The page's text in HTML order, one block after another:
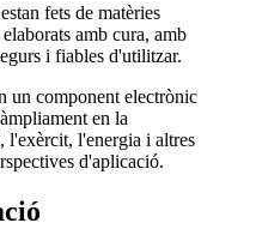
fets de matèries
amb cura, amb
i fiables d'utilitzar.